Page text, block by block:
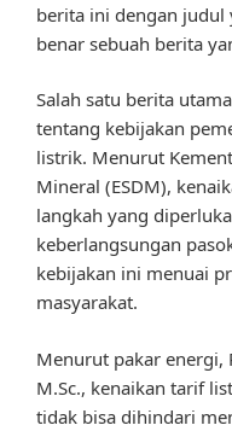
berita ini dengan judul
benar sebuah berita
Salah satu berita
tentang kebijakan
listrik. Menurut
Mineral (ESDM),
langkah yang
keberlangsungan
kebijakan ini menuai
masyarakat.
Menurut pakar energi,
M.Sc., kenaikan tarif
tidak bisa dihindari